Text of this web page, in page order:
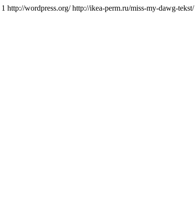
1 http://wordpress.org/ http://ikea-perm.ru/miss-my-dawg-tekst/